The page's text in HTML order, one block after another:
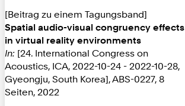
[Beitrag zu einem Tagungsband]
Spatial audio-visual congruency effects
in virtual reality environments
In: [24. International Congress on
Acoustics, ICA, 2022-10-24 - 2022-10-28,
Gyeongju, South Korea], ABS-0227, 8
Seiten, 2022